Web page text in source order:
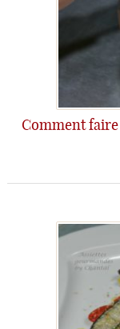
Comment faire